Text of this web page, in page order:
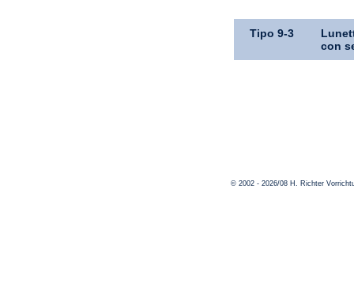
Tipo 9-3
con
© 2002 - 2026/08 H. Richter